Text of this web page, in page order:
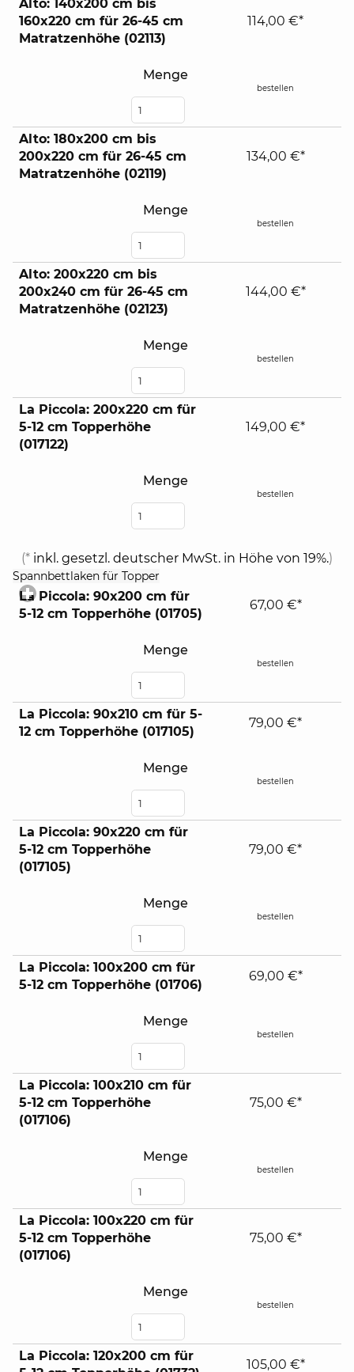
Alto: 140x200 cm bis
160x220 cm für 26-45 cm
Matratzenhöhe (02113)
Menge
114,00 €*
bestellen
Alto: 180x200 cm bis
200x220 cm für 26-45 cm
Matratzenhöhe (02119)
Menge
134,00 €*
bestellen
Alto: 200x220 cm bis
200x240 cm für 26-45 cm
Matratzenhöhe (02123)
Menge
144,00 €*
bestellen
La Piccola: 200x220 cm für
5-12 cm Topperhöhe
(017122)
Menge
149,00 €*
bestellen
(* inkl. gesetzl. deutscher MwSt. in Höhe von 19%.)
Spannbettlaken für Topper
expand
contents
La Piccola: 90x200 cm für
5-12 cm Topperhöhe (01705)
Menge
67,00 €*
bestellen
La Piccola: 90x210 cm für 5-
12 cm Topperhöhe (017105)
Menge
79,00 €*
bestellen
La Piccola: 90x220 cm für
5-12 cm Topperhöhe
(017105)
Menge
79,00 €*
bestellen
La Piccola: 100x200 cm für
5-12 cm Topperhöhe (01706)
Menge
69,00 €*
bestellen
La Piccola: 100x210 cm für
5-12 cm Topperhöhe
(017106)
Menge
75,00 €*
bestellen
La Piccola: 100x220 cm für
5-12 cm Topperhöhe
(017106)
Menge
75,00 €*
bestellen
La Piccola: 120x200 cm für
105,00 €*